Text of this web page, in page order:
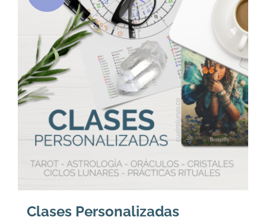
Clases Personalizadas